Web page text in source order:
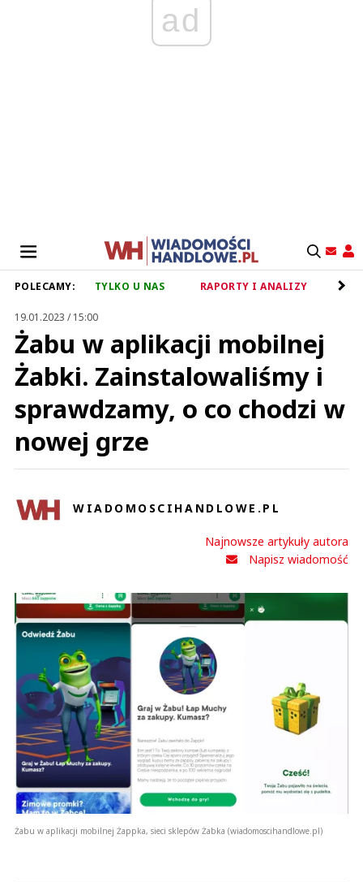
ad
POLECAMY: TYLKO U NAS RAPORTY I ANALIZY
19.01.2023 / 15:00
Żabu w aplikacji mobilnej
Żabki. Zainstalowaliśmy i
sprawdzamy, o co chodzi w
nowej grze
WIADOMOSCIHANDLOWE.PL
Najnowsze artykuły autora
Napisz wiadomość
Żabu w aplikacji mobilnej Żappka, sieci sklepów Żabka (wiadomoscihandlowe.pl)